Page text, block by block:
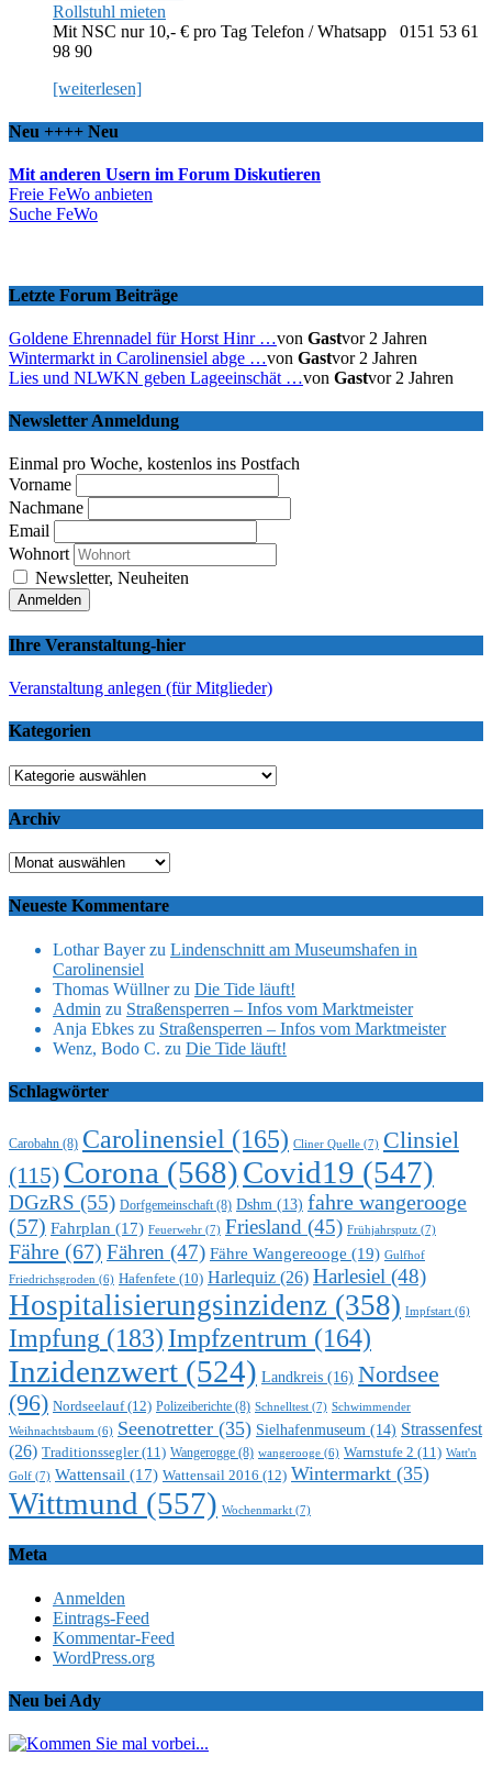
Rollstuhl mieten
Mit NSC nur 10,- € pro Tag Telefon / Whatsapp 0151 53 61
98 90
[weiterlesen]
Neu ++++ Neu
Mit anderen Usern im Forum Diskutieren
Freie FeWo anbieten
Suche FeWo
Letzte Forum Beiträge
Goldene Ehrennadel für Horst Hinr …von Gastvor 2 Jahren
Wintermarkt in Carolinensiel abge …von Gastvor 2 Jahren
Lies und NLWKN geben Lageeinschät …von Gastvor 2 Jahren
Newsletter Anmeldung
Einmal pro Woche, kostenlos ins Postfach
Vorname
Nachmane
Email
Wohnort
Newsletter, Neuheiten
Ihre Veranstaltung-hier
Veranstaltung anlegen (für Mitglieder)
Kategorien
Kategorien
Archiv
Archiv
Neueste Kommentare
Lothar Bayerzu Lindenschnitt am Museumshafen in
Carolinensiel
Thomas Wüllnerzu Die Tide läuft!
Admin zu Straßensperren – Infos vom Marktmeister
Anja Ebkes zu Straßensperren – Infos vom Marktmeister
Wenz, Bodo C. zu Die Tide läuft!
Schlagwörter
Carobahn (8) Carolinensiel (165) Cliner Quelle (7) Clinsiel
(115) Corona (568)Covid19 (547)
DGzRS (55) Dorfgemeinschaft(8) Dshm (13) fahre wangerooge
(57) Fahrplan (17) Feuerwehr (7) Friesland (45) Frühjahrsputz (7)
Fähre (67) Fähren (47) Fähre Wangereooge (19) Gulfhof
Friedrichsgroden (6) Hafenfete (10) Harlequiz (26) Harlesiel (48)
Hospitalisierungsinzidenz (358) Impfstart (6)
Impfung (183) Impfzentrum (164)
Inzidenzwert (524) Landkreis (16) Nordsee
(96) Nordseelauf(12) Polizeiberichte (8) Schnelltest (7) Schwimmender
Weihnachtsbaum (6) Seenotretter (35) Sielhafenmuseum (14) Strassenfest
(26) Traditionssegler(11) Wangerogge (8) wangerooge (6) Warnstufe 2 (11) Watt'n
Golf (7) Wattensail (17) Wattensail 2016 (12) Wintermarkt (35)
Wittmund (557) Wochenmarkt (7)
Meta
Anmelden
Eintrags-Feed
Kommentar-Feed
WordPress.org
Neu bei Ady